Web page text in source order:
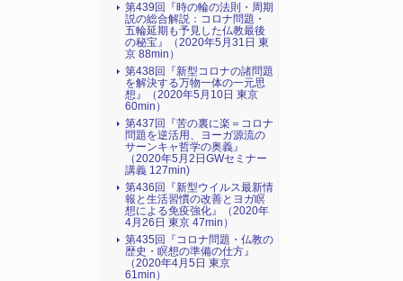
第439回『時の輪の法則・周期
説の総合解説：コロナ問題・
五輪延期も予見した仏教最後
の秘宝』（2020年5月31日 東
京 88min）
第438回『新型コロナの諸問題
を解決する万物一体の一元思
想』（2020年5月10日 東京
60min）
第437回『苦の裏に楽＝コロナ
問題を逆活用、ヨーガ源流の
サーンキャ哲学の奥義』
（2020年5月2日GWセミナー
講義 127min)
第436回『新型ウイルス最新情
報と生活習慣の改善とヨガ瞑
想による免疫強化』（2020年
4月26日 東京 47min）
第435回『コロナ問題・仏教の
歴史・瞑想の準備の仕方』
（2020年4月5日 東京
61min）